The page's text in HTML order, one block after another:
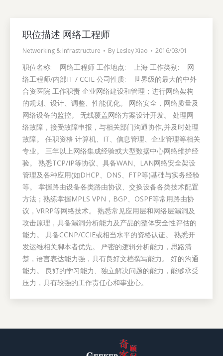
职位描述 网络工程师
Networking & Infrastructure By Lesley Xiao 2016/03/01
职位名称: 网络工程师 工作地点: 上海 工作类别: 网
络工程师/内部IT / CCIE 公司性质: 世界级的最大的中外
合资医院 工作职责 企业网络建设和管理；进行网络架构
的规划、设计、调整、性能优化。 网络安全，网络质量及
网络设备的监控。 无线覆盖网络方案设计开发。 处理网
络故障，接受故障申报，与相关部门沟通协作,并及时处理
故障。 任职资格 计算机、IT、信息管理、企业管理等相关
专业。 三年以上网络集成经验或大型数据中心网络维护经
验。 熟悉TCP/IP等协议、具备WAN、LAN网络安全架设
管理及各种应用(如DHCP、DNS、FTP等)基础与实务经验
等。 掌握路由设备各类路由协议、交换设备各类技术配置
方法；熟练掌握MPLS VPN，BGP、OSPF等常用路由协
议，VRRP等网络技术。 熟悉常见应用层和网络层漏洞及
攻击原理，具备漏洞分析能力及产品的整体安全性评估的
能力。 具备CCNP/CCIE或相当水平的资格认证。 熟悉开
发运维相关脚本者优先。 严密的逻辑分析能力，思路清
楚，语言表达能力强，具有良好文档撰写能力。 好的沟通
能力。 良好的学习能力、独立解决问题的能力，能够承受
压力，具有较强的工作责任心和事业心。